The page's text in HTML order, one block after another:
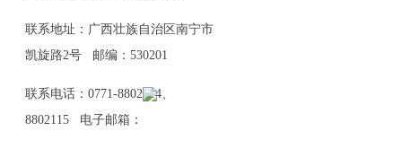
联系地址：广西壮族自治区南宁市
凯旋路2号 邮编：530201
联系电话：0771-8802114、
8802115 电子邮箱：